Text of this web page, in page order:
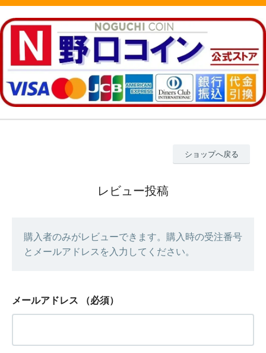
ショップへ戻る
レビュー投稿
購入者のみがレビューできます。購入時の受注番号
とメールアドレスを入力してください。
メールアドレス （必須）